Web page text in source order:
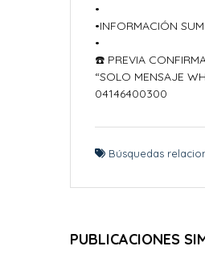
•
•INFORMACIÓN
•
☎️ PREVIA
“SOLO MENSAJE
04146400300
Búsquedas
PUBLICACIONES